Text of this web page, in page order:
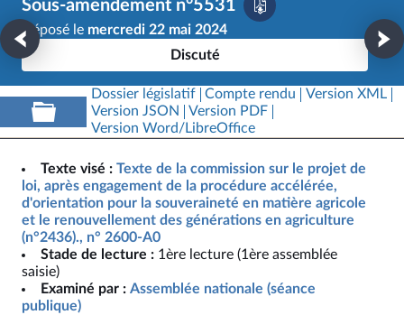
Sous-amendement n°5531
Déposé le mercredi 22 mai 2024
Discuté
Dossier législatif Compte rendu
Version XML
Version JSON
Version PDF
Version Word/LibreOffice
Texte visé : Texte de la commission sur le projet de
loi, après engagement de la procédure accélérée,
d'orientation pour la souveraineté en matière agricole
et le renouvellement des générations en agriculture
(n°2436)., n° 2600-A0
Stade de lecture : 1ère lecture (1ère assemblée
saisie)
Examiné par : Assemblée nationale (séance
publique)